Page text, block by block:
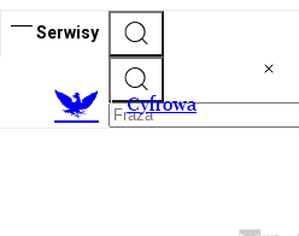
Serwisy
Cyfrowa